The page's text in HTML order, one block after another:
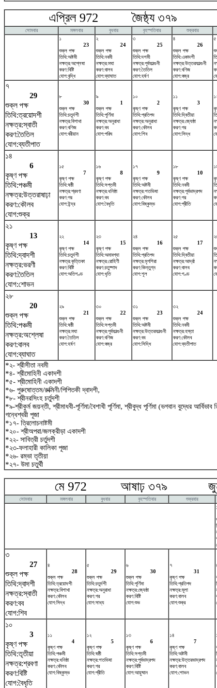
এপ্রিল 972 জৈষ্ঠ্য ৩৭৯
সোমবার মঙ্গলবার বুধবার বৃহস্পতিবার
শুক্রবার
১
23
শুক্ল পক্ষ
তিথি:অষ্টমী
নক্ষত্র:অশ্লেষা
করণ:বিষ্টি
যোগ:বৃদ্ধি
২
24
শুক্ল পক্ষ
তিথি:নবমী
নক্ষত্র:মঘা
করণ:বালব
যোগ:ব্যাঘাত
৩
25
শুক্ল পক্ষ
তিথি:দশমী
নক্ষত্র:পূর্বফাল্গুনী
করণ:তৈতিল
যোগ:হর্ষণ
৪
26
শুক্ল পক্ষ
তিথি:একাদশী
নক্ষত্র:উত্তরফাল্গুনী
করণ:বণিজ
যোগ:বজ্র
৫
৭
29
শুক্ল পক্ষ
তিথি:ত্রয়োদশী
নক্ষত্র:স্বাতী
করণ:তৈতিল
যোগ:ব্যতীপাত
৮
30
শুক্ল পক্ষ
তিথি:চতুর্দশী
নক্ষত্র:বিশাখা
করণ:বণিজ
যোগ:বরীয়ান
৯
1
শুক্ল পক্ষ
তিথি:পূর্ণিমা
নক্ষত্র:অনুরাধা
করণ:বব
যোগ:পরিঘ
১০
2
কৃষ্ণ পক্ষ
তিথি:প্রতিপদ
নক্ষত্র:অনুরাধা
করণ:কৌলব
যোগ:শিব
১১
3
কৃষ্ণ পক্ষ
তিথি:দ্বিতীয়া
নক্ষত্র:জ্যেষ্ঠা
করণ:গর
যোগ:সিদ্ধ
১৪
6
কৃষ্ণ পক্ষ
তিথি:পঞ্চমী
নক্ষত্র:উত্তরাষাঢ়া
করণ:কৌলব
যোগ:শুক্র
১৫
7
কৃষ্ণ পক্ষ
তিথি:ষষ্ঠী
নক্ষত্র:শ্রবণা
করণ:গর
যোগ:ইন্দ্র
১৬
8
কৃষ্ণ পক্ষ
তিথি:সপ্তমী
নক্ষত্র:ধনিষ্ঠা
করণ:বব
যোগ:বৈধৃতি
১৭
9
কৃষ্ণ পক্ষ
তিথি:অষ্টমী
নক্ষত্র:শতভিষ‌া
করণ:কৌলব
যোগ:বিষ্কুম্ভ
১৮
10
কৃষ্ণ পক্ষ
তিথি:নবমী
নক্ষত্র:পূর্বভাদ্রপদ
করণ:গর
যোগ:প্রীতি
২১
13
কৃষ্ণ পক্ষ
তিথি:দ্বাদশী
নক্ষত্র:ভরণী
করণ:তৈতিল
যোগ:শোভন
২২
14
কৃষ্ণ পক্ষ
তিথি:চতুর্দশী
নক্ষত্র:কৃত্তিকা
করণ:বিষ্টি
যোগ:অতিগণ্ড
২৩
15
কৃষ্ণ পক্ষ
তিথি:অমাবশ্যা
নক্ষত্র:রোহিণী
করণ:চতুষ্পাদ
যোগ:ধৃতি
২৪
16
শুক্ল পক্ষ
তিথি:প্রতিপদ
নক্ষত্র:মৃগশিরা
করণ:কিন্তুগ্ন
যোগ:শূল
২৫
17
শুক্ল পক্ষ
তিথি:দ্বিতীয়া
নক্ষত্র:আর্দ্রা
করণ:বালব
যোগ:গণ্ড
২৮
20
শুক্ল পক্ষ
তিথি:পঞ্চমী
নক্ষত্র:অশ্লেষা
করণ:বালব
যোগ:ব্যাঘাত
২৯
21
শুক্ল পক্ষ
তিথি:ষষ্ঠী
নক্ষত্র:মঘা
করণ:তৈতিল
যোগ:হর্ষণ
৩০
22
শুক্ল পক্ষ
তিথি:সপ্তমী
নক্ষত্র:পূর্বফাল্গুনী
করণ:বণিজ
যোগ:বজ্র
৩১
23
শুক্ল পক্ষ
তিথি:অষ্টমী
নক্ষত্র:উত্তরফাল্গুনী
করণ:বব
যোগ:সিদ্ধি
৩২
24
শুক্ল পক্ষ
তিথি:নবমী
নক্ষত্র:হস্তা
করণ:কৌলব
যোগ:ব্যতীপাত
*২- শ্রীসীতা নবমী
*৪- শ্রীমোহিনী একাদশী
*৫- শ্রীমোহিনী একাদশী
*৬- পুরুষোত্তম/রুক্মিনী/পিপিতকী দ্বাদশী,
*৮- শ্রীনরসিংহ চর্তুদশী
*৯-শ্রীকুর্ম জয়ন্তী, শ্রীমাধবী-পূর্ণিমা/বৈশাখী পূর্ণিমা, শ্রীবুদ্ধ পূর্ণিমা (ভগবান বুদ্ধের
গন্ধেশ্বরী পূজা
*১৭- ত্রিলোচনাষ্টমী
*২০- শ্রীঅপরা/জলক্রীড়া একাদশী
*২২- সাবিত্রী চর্তুদশী
*২৩-ফলাহারী কালিকা পূজা
*২৬- রম্ভা তৃতীয়া
*২৭- উমা চতুর্থী
মে 972 আষাঢ় ৩৭৯ জুন
সোমবার মঙ্গলবার বুধবার বৃহস্পতিবার
শুক্রবার
৩
27
শুক্ল পক্ষ
তিথি:দ্বাদশী
নক্ষত্র:স্বাতী
করণ:বব
যোগ:শিব
৪
28
শুক্ল পক্ষ
তিথি:ত্রয়োদশী
নক্ষত্র:বিশাখা
করণ:কৌলব
যোগ:সিদ্ধ
৫
29
শুক্ল পক্ষ
তিথি:চতুর্দশী
নক্ষত্র:অনুরাধা
করণ:গর
যোগ:সাধ্য
৬
30
শুক্ল পক্ষ
তিথি:পূর্ণিমা
নক্ষত্র:জ্যেষ্ঠা
করণ:বিষ্টি
যোগ:শুভ
৭
31
কৃষ্ণ পক্ষ
তিথি:প্রতিপদ
নক্ষত্র:মূলা
করণ:বালব
যোগ:শুক্র
১০
3
কৃষ্ণ পক্ষ
তিথি:তৃতীয়া
নক্ষত্র:শ্রবণা
করণ:বিষ্টি
যোগ:বৈধৃতি
১১
4
কৃষ্ণ পক্ষ
তিথি:পঞ্চমী
নক্ষত্র:ধনিষ্ঠা
করণ:কৌলব
যোগ:বিষ্কুম্ভ
১২
5
কৃষ্ণ পক্ষ
তিথি:ষষ্ঠী
নক্ষত্র:শতভিষ‌া
করণ:গর
যোগ:প্রীতি
১৩
6
কৃষ্ণ পক্ষ
তিথি:সপ্তমী
নক্ষত্র:পূর্বভাদ্রপদ
করণ:বিষ্টি
যোগ:আয়ুষ্মান
১৪
7
কৃষ্ণ পক্ষ
তিথি:অষ্টমী
নক্ষত্র:উত্তরভাদ্রপদ
করণ:বালব
যোগ:শোভন